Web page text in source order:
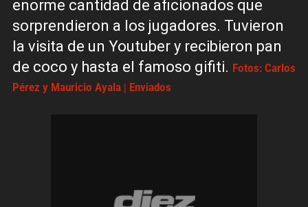
enorme cantidad de aficionados que
sorprendieron a los jugadores. Tuvieron
la visita de un Youtuber y recibieron pan
de coco y hasta el famoso gifiti. Fotos: Carlos
Pérez y Mauricio Ayala | Enviados